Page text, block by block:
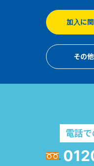
加入に
その
電話